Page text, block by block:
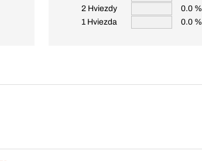
2 Hviezdy
0.0 %
1 Hviezda
0.0 %